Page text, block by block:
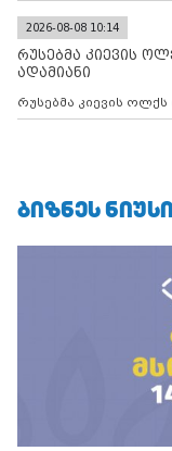
2026-08-08 10:14
რუსებმა კიევის
ადამიანი
რუსებმა კიევის ოლქს
ᲑᲘᲖᲜᲔᲡ ᲜᲘᲣᲡᲘ